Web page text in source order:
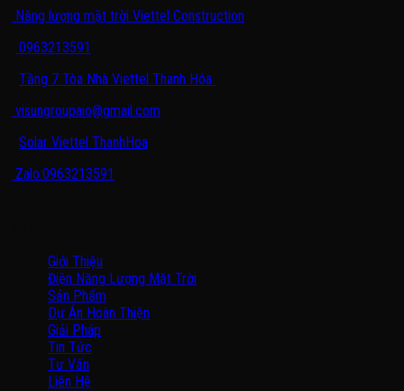
Năng lượng mặt trời Viettel Construction
0963213591
Tầng 7 Tòa Nhà Viettel Thanh Hóa
visungroupaio@gmail.com
Solar Viettel ThanhHoa
Zalo:0963213591
Giới Thiệu
Điện Năng Lượng Mặt Trời
Sản Phẩm
Dự Án Hoàn Thiện
Giải Pháp
Tin Tức
Tư Vấn
Liên Hệ